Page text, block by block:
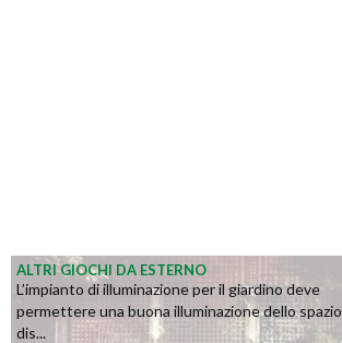
ALTRI GIOCHI DA ESTERNO
L’impianto di illuminazione per il giardino deve
permettere una buona illuminazione dello spazio
dis...